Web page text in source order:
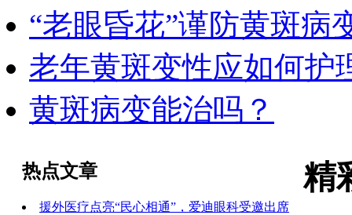
“老眼昏花”谨防黄斑病
老年黄斑变性应如何护
黄斑病变能治吗？
热点文章
援外医疗点亮“民心相通”，爱迪眼科受邀出席
精